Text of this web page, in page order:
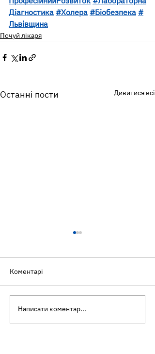
Діагностика #Холера #Біобезпека #
Львівщина
Почуй лікаря
Останні пости Дивитися всі
«Скринінг здоров’я
40+»: досвід наших
Коментарі
Написати коментар...